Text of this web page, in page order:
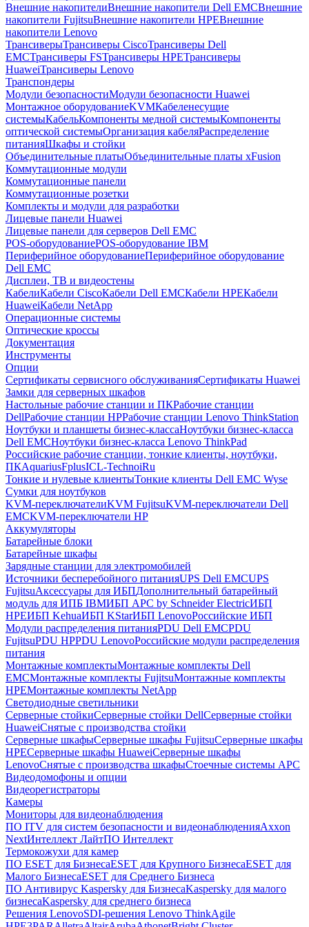
Внешние накопителиВнешние накопители Dell EMCВнешние
накопители FujitsuВнешние накопители HPEВнешние
накопители Lenovo
ТрансиверыТрансиверы CiscoТрансиверы Dell
EMCТрансиверы FSТрансиверы HPEТрансиверы
HuaweiТрансиверы Lenovo
Транспондеры
Модули безопасностиМодули безопасности Huawei
Монтажное оборудованиеKVMКабеленесущие
системыКабельКомпоненты медной системыКомпоненты
оптической системыОрганизация кабеляРаспределение
питанияШкафы и стойки
Объединительные платыОбъединительные платы xFusion
Коммутационные модули
Коммутационные панели
Коммутационные розетки
Комплекты и модули для разработки
Лицевые панели Huawei
Лицевые панели для серверов Dell EMC
POS-оборудованиеPOS-оборудование IBM
Периферийное оборудованиеПериферийное оборудование
Dell EMC
Дисплеи, ТВ и видеостены
КабелиКабели CiscoКабели Dell EMCКабели HPEКабели
HuaweiКабели NetApp
Операционные системы
Оптические кроссы
Документация
Инструменты
Опции
Сертификаты сервисного обслуживанияСертификаты Huawei
Замки для серверных шкафов
Настольные рабочие станции и ПКРабочие станции
DellРабочие станции HPРабочие станции Lenovo ThinkStation
Ноутбуки и планшеты бизнес-классаНоутбуки бизнес-класса
Dell EMCНоутбуки бизнес-класса Lenovo ThinkPad
Российские рабочие станции, тонкие клиенты, ноутбуки,
ПКAquariusFplusICL-TechnoiRu
Тонкие и нулевые клиентыТонкие клиенты Dell EMC Wyse
Сумки для ноутбуков
KVM-переключателиKVM FujitsuKVM-переключатели Dell
EMCKVM-переключатели HP
Аккумуляторы
Батарейные блоки
Батарейные шкафы
Зарядные станции для электромобилей
Источники бесперебойного питанияUPS Dell EMCUPS
FujitsuАксессуары для ИБПДополнительный батарейный
модуль для ИПБ IBMИБП APC by Schneider ElectricИБП
HPEИБП KehuaИБП KStarИБП LenovoРоссийские ИБП
Модули распределения питанияPDU Dell EMCPDU
FujitsuPDU HPPDU LenovoРоссийские модули распределения
питания
Монтажные комплектыМонтажные комплекты Dell
EMCМонтажные комплекты FujitsuМонтажные комплекты
HPEМонтажные комплекты NetApp
Светодиодные светильники
Серверные стойкиСерверные стойки DellСерверные стойки
HuaweiСнятые с производства стойки
Серверные шкафыСерверные шкафы FujitsuСерверные шкафы
HPEСерверные шкафы HuaweiСерверные шкафы
LenovoСнятые с производства шкафыСтоечные системы APC
Видеодомофоны и опции
Видеорегистраторы
Камеры
Мониторы для видеонаблюдения
ПО ITV для систем безопасности и видеонаблюденияAxxon
NextИнтеллект ЛайтПО Интеллект
Термокожухи для камер
ПО ESET для БизнесаESET для Крупного БизнесаESET для
Малого БизнесаESET для Среднего Бизнеса
ПО Антивирус Kaspersky для БизнесаKaspersky для малого
бизнесаKaspersky для среднего бизнеса
Решения LenovoSDI-решения Lenovo ThinkAgile